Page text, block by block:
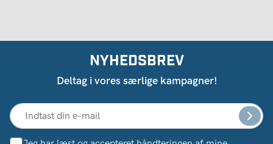
NYHEDSBREV
Deltag i vores særlige kampagner!